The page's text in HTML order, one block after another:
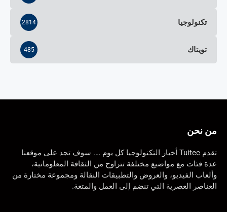
تكنولوجيا 2814
تويتاك 485
من نحن
تقدم Tuitec أخبار التكنولوجيا كل يوم …. سوف تجد على موقعنا
عدة فئات مع مواضيع مختلفة تتراوح من الثقافة المعلوماتية،
وألعاب الفيديو، والعروض والتطبيقات النقالة ومجموعة مختارة من
العناصر العصرية التي تنضم إلى العمل والمتعة.